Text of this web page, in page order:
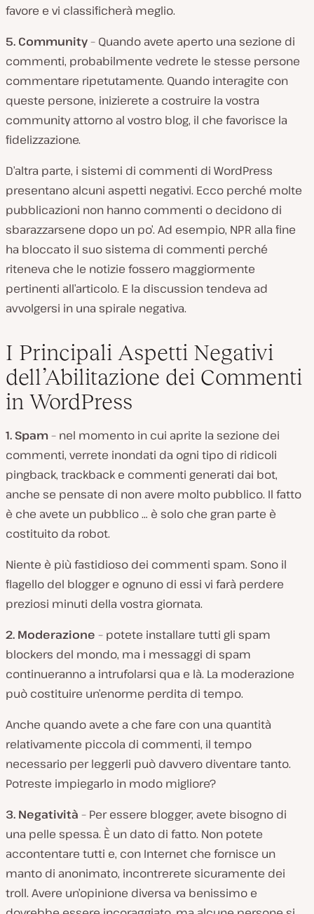
favore e vi classificherà meglio.
5. Community– Quando avete aperto una sezione di
commenti, probabilmente vedrete le stesse persone
commentare ripetutamente. Quando interagite con
queste persone, inizierete a costruire la vostra
community attorno al vostro blog, il che favorisce la
fidelizzazione.
D’altra parte, i sistemi di commenti di WordPress
presentano alcuni aspetti negativi. Ecco perché molte
pubblicazioni non hanno commenti o decidono di
sbarazzarsene dopo un po’. Ad esempio, NPR alla fine
ha bloccato il suo sistema di commenti perché
riteneva che le notizie fossero maggiormente
pertinenti all’articolo. E la discussion tendeva ad
avvolgersi in una spirale negativa.
I Principali Aspetti Negativi
dell’Abilitazione dei Commenti
in WordPress
1. Spam – nel momento in cui aprite la sezione dei
commenti, verrete inondati da ogni tipo di ridicoli
pingback, trackback e commenti generati dai bot,
anche se pensate di non avere molto pubblico. Il fatto
è che avete un pubblico … è solo che gran parte è
costituito da robot.
Niente è più fastidioso dei commenti spam. Sono il
flagello del blogger e ognuno di essi vi farà perdere
preziosi minuti della vostra giornata.
2. Moderazione – potete installare tutti gli spam
blockers del mondo, ma i messaggi di spam
continueranno a intrufolarsi qua e là. La moderazione
può costituire un’enorme perdita di tempo.
Anche quando avete a che fare con una quantità
relativamente piccola di commenti, il tempo
necessario per leggerli può davvero diventare tanto.
Potreste impiegarlo in modo migliore?
3. Negatività – Per essere blogger, avete bisogno di
una pelle spessa. È un dato di fatto. Non potete
accontentare tutti e, con Internet che fornisce un
manto di anonimato, incontrerete sicuramente dei
troll. Avere un’opinione diversa va benissimo e